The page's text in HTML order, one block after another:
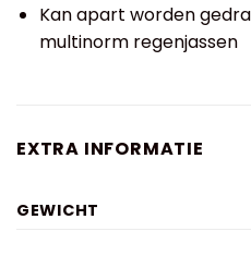
Kan apart worden
multinorm regenjassen
EXTRA INFORMATIE
GEWICHT